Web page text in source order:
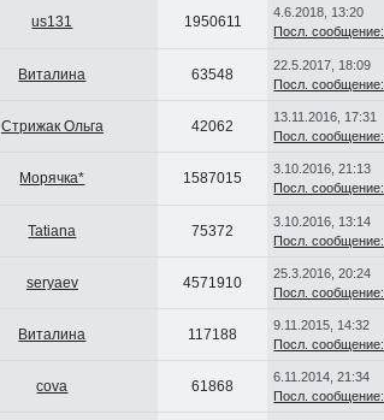
us131 1950611
4.6.2018, 13:20
Посл. сообщение:
Виталина 63548
22.5.2017, 18:09
Посл. сообщение:
Стрижак Ольга 42062
13.11.2016, 17:31
Посл. сообщение:
Морячка* 1587015
3.10.2016, 21:13
Посл. сообщение:
Tatiana 75372
3.10.2016, 13:14
Посл. сообщение:
seryaev 4571910
25.3.2016, 20:24
Посл. сообщение:
Виталина 117188
9.11.2015, 14:32
Посл. сообщение:
cova 61868
6.11.2014, 21:34
Посл. сообщение: